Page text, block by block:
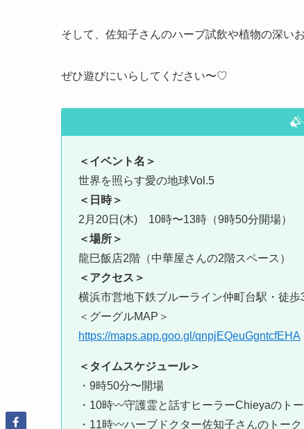
そして、佐知子さんのハーブ試飲や植物の深い
ぜひ遊びにいらしてください〜♡
＜イベント名＞
世界を照らす愛の地球Vol.5
＜日時＞
2月20日(木) 10時〜13時（9時50分開場）
＜場所＞
龍巳飯店2階（中華屋さんの2階スペース）
＜アクセス＞
横浜市営地下鉄ブルーライン仲町台駅・徒歩
＜グーグルMAP＞
https://maps.app.goo.gl/qnpjEQeuGgntcfEHA
＜タイムスケジュール＞
・9時50分〜開場
・10時〰️守護霊と話すヒーラーChieyaのト
・11時〰️ハーブドクター佐知子さんのトー